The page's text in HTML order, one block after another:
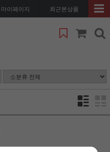
마이페이지 최근본상품